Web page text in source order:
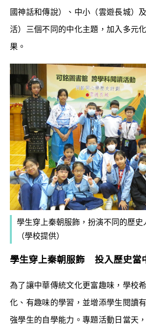
國神話和傳說）、中小（雲遊長城）
活）三個不同的中化主題，加入多元
果。
學生穿上秦朝服飾，扮演不同的歷史
（學校提供）
學生穿上秦朝服飾 投入歷史當
為了讓中華傳統文化更富趣味，學校
化、有趣味的學習，並增添學生閱讀
強學生的自學能力。專題活動日當天